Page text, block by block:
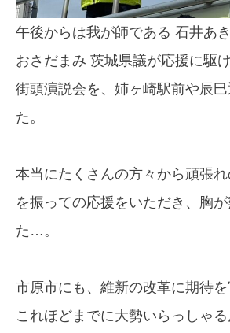
午後からは我が師である 石井あ
おさだまみ 茨城県議が応援に駆
街頭演説会を、姉ヶ崎駅前や辰
た。
本当にたくさんの方々から頑張
を振っての応援をいただき、胸
た…。
市原市にも、維新の改革に期待を
これほどまでに大勢いらっしゃ